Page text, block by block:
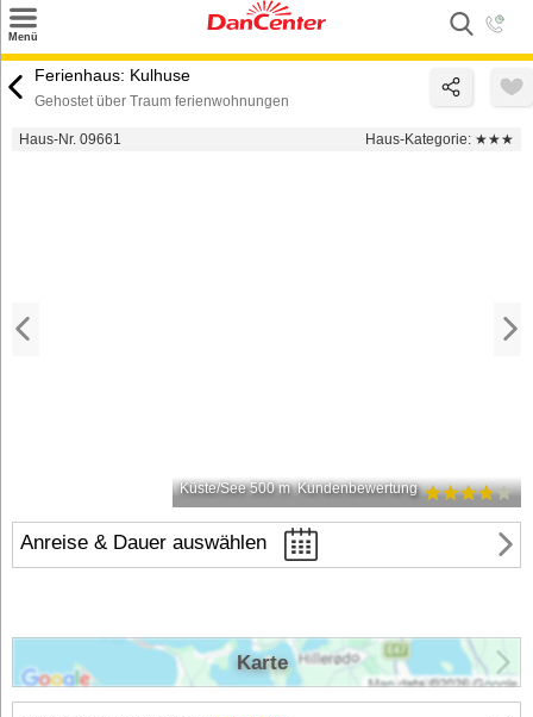
Menü
Suchen
Ferienhaus: Kulhuse
Gehostet über Traum ferienwohnungen
Haus-Nr. 09661 Haus-Kategorie: ★★★
Küste/See 500 m Kundenbewertung
Anreise & Dauer auswählen
Karte